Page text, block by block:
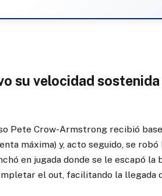
su velocidad
Pete Crow-Armstrong recibió
máxima) y, acto seguido, se
en jugada donde se le escapó la
el out, facilitando la llegada